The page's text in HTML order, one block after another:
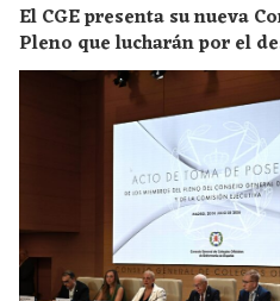
El CGE presenta su nueva
Pleno que lucharán por el
en los próximos años